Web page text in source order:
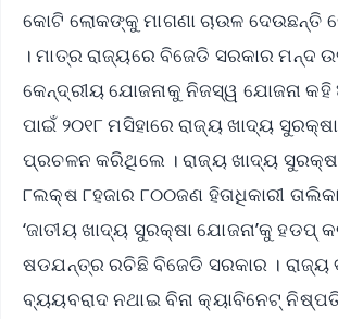
କୋଟି ଲୋକଙ୍କୁ ମାଗଣା ଚାଉଳ ଦେଉଛନ୍ତି
। ମାତ୍ର ରାଜ୍ୟରେ ବିଜେଡି ସରକାର ମନ୍ଦ
କେନ୍ଦ୍ରୀୟ ଯୋଜନାକୁ ନିଜସ୍ୱ ଯୋଜନା
ପାଇଁ ୨୦୧୮ ମସିହାରେ ରାଜ୍ୟ ଖାଦ୍ୟ
ପ୍ରଚଳନ କରିଥିଲେ । ରାଜ୍ୟ ଖାଦ୍ୟ
୮ଲକ୍ଷ ୮ହଜାର ୮୦୦ଜଣ ହିତାଧିକାରୀ
‘ଜାତୀୟ ଖାଦ୍ୟ ସୁରକ୍ଷା ଯୋଜନା’କୁ ହଡପ୍
ଷଡଯନ୍ତ୍ର ରଚିଛି ବିଜେଡି ସରକାର । ରାଜ୍ୟ
ବ୍ୟୟବରାଦ ନଥାଇ ବିନା କ୍ୟାବିନେଟ୍